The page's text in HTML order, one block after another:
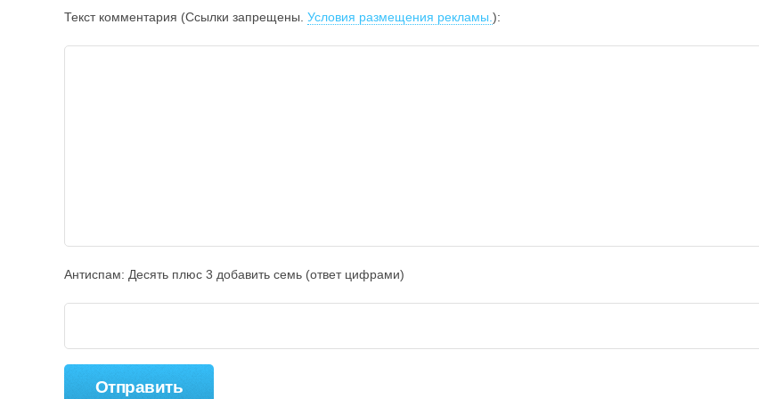
Текст комментария (Ссылки запрещены. Условия размещения рекламы.):
Антиспам: Дecять плюc 3 добавить ceмь (ответ цифрами)